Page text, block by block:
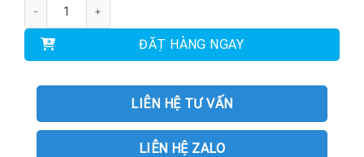
ĐẶT HÀNG NGAY
LIÊN HỆ TƯ VẤN
LIÊN HỆ ZALO